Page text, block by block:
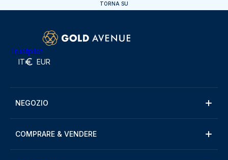
TORNA SU
Trustpilot
IT EUR
NEGOZIO
COMPRARE & VENDERE